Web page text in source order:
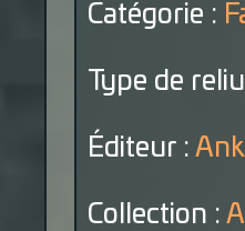
Catégorie :
Type de
Éditeur :
Collection :